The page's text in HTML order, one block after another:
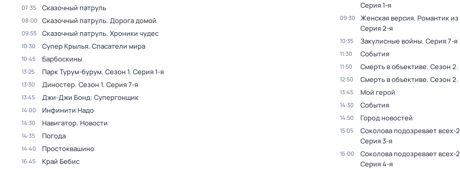
07:35 Сказочный патруль
08:00 Сказочный патруль. Дорога домой
09:55 Сказочный патруль. Хроники чудес
10:30 Супер Крылья. Спасатели мира
10:45 Барбоскины
13:25 Парк Турум-бурум. Сезон 1. Серия 1-я
13:30 Диностер. Сезон 1. Серия 7-я
13:45 Джи-Джи Бонд: Супергонщик
14:00 Инфинити Надо
14:30 Навигатор. Новости
14:35 Погода
14:40 Простоквашино
16:45 Край Бебис
Серия 1-я
09:30
Женская версия. Романтик
Серия 2-я
10:35 Закулисные войны. Серия 7-я
11:30 События
11:50 Смерть в объективе. Сезон 2
12:50 Смерть в объективе. Сезон 2
13:45 Мой герой
14:30 События
14:50 Город новостей
15:05
Соколова подозревает всех-2
Серия 3-я
16:00
Соколова подозревает всех-2
Серия 4-я